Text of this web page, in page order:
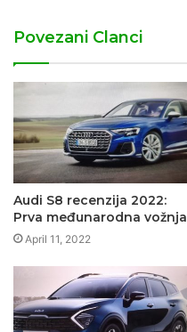
Povezani Clanci
Audi S8 recenzija 2022:
Prva međunarodna vožnja
April 11, 2022